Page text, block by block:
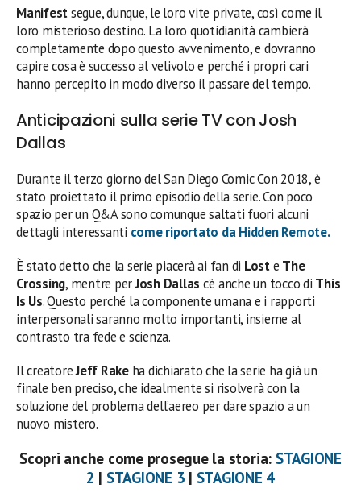
Manifestsegue, dunque, le loro vite private, così come il
loro misterioso destino. La loro quotidianità cambierà
completamente dopo questo avvenimento, e dovranno
capire cosa è successo al velivolo e perché i propri cari
hanno percepito in modo diverso il passare del tempo.
Anticipazioni sulla serie TV con Josh
Dallas
Durante il terzo giorno del San Diego Comic Con 2018, è
stato proiettato il primo episodio della serie. Con poco
spazio per un Q&A sono comunque saltati fuori alcuni
dettagli interessanti come riportato da Hidden Remote.
È stato detto che la serie piacerà ai fan di Loste The
Crossing, mentre perJosh Dallas c’è anche un tocco di This
Is Us. Questo perché la componente umana e i rapporti
interpersonali saranno molto importanti, insieme al
contrasto tra fede e scienza.
Il creatoreJeff Rakeha dichiarato che la serie ha già un
finale ben preciso, che idealmente si risolverà con la
soluzione del problema dell’aereo per dare spazio a un
nuovo mistero.
Scopri anche come prosegue la storia: STAGIONE
2 | STAGIONE 3 | STAGIONE 4